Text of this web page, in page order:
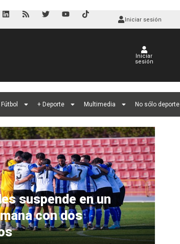
Iniciar sesión
Iniciar
sesión
+ Deporte Multimedia No sólo deporte
suspende en un
con dos